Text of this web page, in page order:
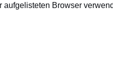
aufgelisteten Browser